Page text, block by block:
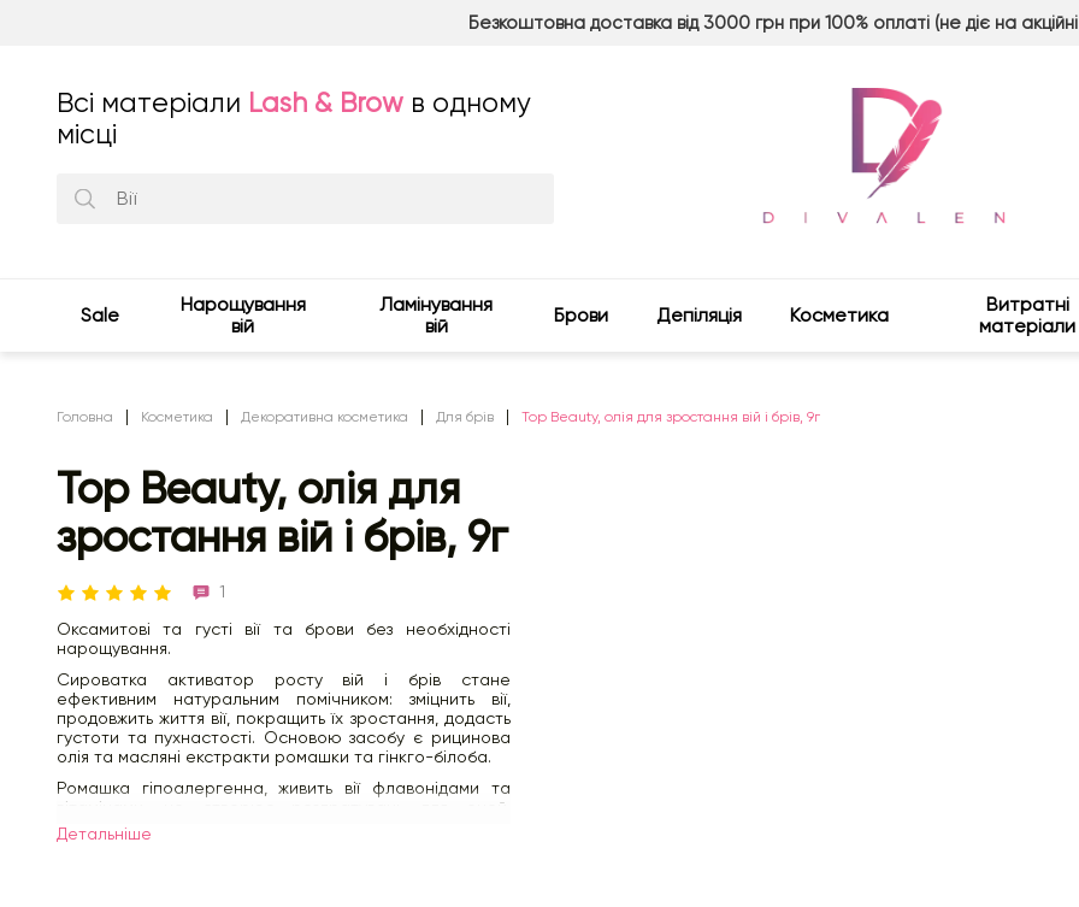
Безкоштовна доставка від 3000 грн при 100% оплаті (не діє на
Всі матеріали Lash & Brow в одному
місці
Sale
Нарощування
вій
Ламінування
вій
Брови Депіляція Косметика
Витратні
матеріали
Головна Косметика Декоративна косметика Для брів Top Beauty, олія для зростання вій і брів, 9г
Top Beauty, олія для
зростання вій і брів, 9г
1
Оксамитові та густі вії та брови без необхідності
нарощування.
Сироватка активатор росту вій і брів стане
ефективним натуральним помічником: зміцнить вії,
продовжить життя вії, покращить їх зростання, додасть
густоти та пухнастості. Основою засобу є рицинова
олія та масляні екстракти ромашки та гінкго-білоба.
Ромашка гіпоалергенна, живить вії флавонідами та
вітамінами, не створює роздратувань для очей.
Екстракт гінкго-білоба – і зовсім унікальний, навіть не
косметичний, а фармацевтичний компонент. Ретинол
Детальнiше